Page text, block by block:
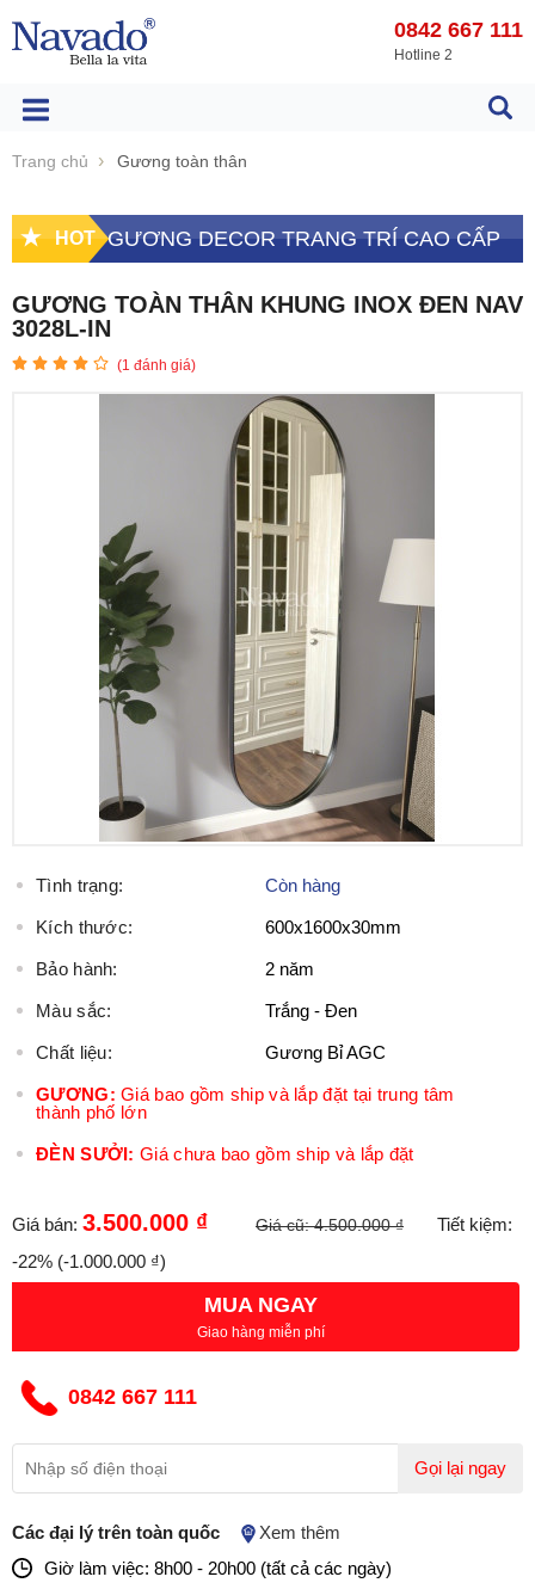
0842 667 111
Hotline 2
Trang chủ Gương toàn thân
HOT GƯƠNG DECOR TRANG TRÍ CAO CẤP
GƯƠNG TOÀN THÂN KHUNG INOX ĐEN NAV
3028L-IN
(1 đánh giá)
Tình trạng: Còn hàng
Kích thước: 600x1600x30mm
Bảo hành: 2 năm
Màu sắc: Trắng - Đen
Chất liệu: Gương Bỉ AGC
GƯƠNG: Giá bao gồm ship và lắp đặt tại trung tâm
thành phố lớn
ĐÈN SƯỞI: Giá chưa bao gồm ship và lắp đặt
Giá bán: 3.500.000 ₫ Giá cũ:4.500.000 ₫
Tiết kiệm:
-22% (-1.000.000 ₫)
MUA NGAY
Giao hàng miễn phí
0842 667 111
Gọi lại ngay
Các đại lý trên toàn quốc
Xem thêm
Giờ làm việc: 8h00 - 20h00 (tất cả các ngày)